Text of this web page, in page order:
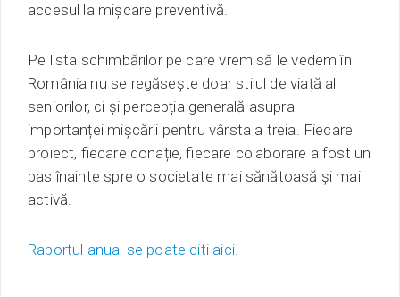
accesul la mișcare preventivă.
Pe lista schimbărilor pe care vrem să le vedem în
România nu se regăsește doar stilul de viață al
seniorilor, ci și percepția generală asupra
importanței mișcării pentru vârsta a treia. Fiecare
proiect, fiecare donație, fiecare colaborare a fost un
pas înainte spre o societate mai sănătoasă și mai
activă.
Raportul anual se poate citi aici.